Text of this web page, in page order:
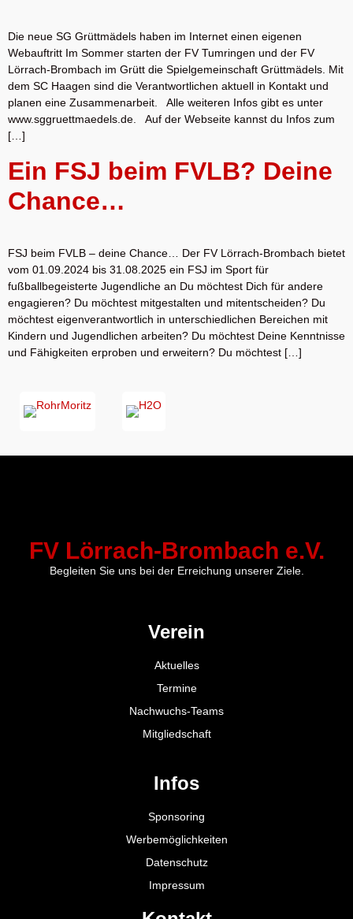
Die neue SG Grüttmädels haben im Internet einen eigenen
Webauftritt Im Sommer starten der FV Tumringen und der FV
Lörrach-Brombach im Grütt die Spielgemeinschaft Grüttmädels. Mit
dem SC Haagen sind die Verantwortlichen aktuell in Kontakt und
planen eine Zusammenarbeit. Alle weiteren Infos gibt es unter
www.sggruettmaedels.de. Auf der Webseite kannst du Infos zum
[…]
Ein FSJ beim FVLB? Deine
Chance…
FSJ beim FVLB – deine Chance… Der FV Lörrach-Brombach bietet
vom 01.09.2024 bis 31.08.2025 ein FSJ im Sport für
fußballbegeisterte Jugendliche an Du möchtest Dich für andere
engagieren? Du möchtest mitgestalten und mitentscheiden? Du
möchtest eigenverantwortlich in unterschiedlichen Bereichen mit
Kindern und Jugendlichen arbeiten? Du möchtest Deine Kenntnisse
und Fähigkeiten erproben und erweitern? Du möchtest […]
FV Lörrach-Brombach e.V.
Begleiten Sie uns bei der Erreichung unserer Ziele.
Verein
Aktuelles
Termine
Nachwuchs-Teams
Mitgliedschaft
Infos
Sponsoring
Werbemöglichkeiten
Datenschutz
Impressum